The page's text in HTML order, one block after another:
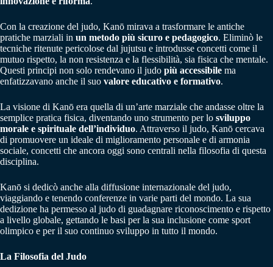
Con la creazione del judo, Kanō mirava a trasformare le antiche
pratiche marziali in un metodo più sicuro e pedagogico. Eliminò le
tecniche ritenute pericolose dal jujutsu e introdusse concetti come il
mutuo rispetto, la non resistenza e la flessibilità, sia fisica che mentale.
Questi principi non solo rendevano il judo più accessibile ma
enfatizzavano anche il suo valore educativo e formativo.
La visione di Kanō era quella di un’arte marziale che andasse oltre la
semplice pratica fisica, diventando uno strumento per lo sviluppo
morale e spirituale dell’individuo. Attraverso il judo, Kanō cercava
di promuovere un ideale di miglioramento personale e di armonia
sociale, concetti che ancora oggi sono centrali nella filosofia di questa
disciplina.
Kanō si dedicò anche alla diffusione internazionale del judo,
viaggiando e tenendo conferenze in varie parti del mondo. La sua
dedizione ha permesso al judo di guadagnare riconoscimento e rispetto
a livello globale, gettando le basi per la sua inclusione come sport
olimpico e per il suo continuo sviluppo in tutto il mondo.
La Filosofia del Judo